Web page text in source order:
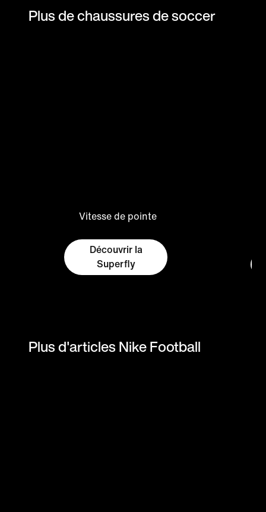
Plus de chaussures de soccer
Vitesse de pointe
Découvrir la
Superfly
Plus d'articles Nike Football